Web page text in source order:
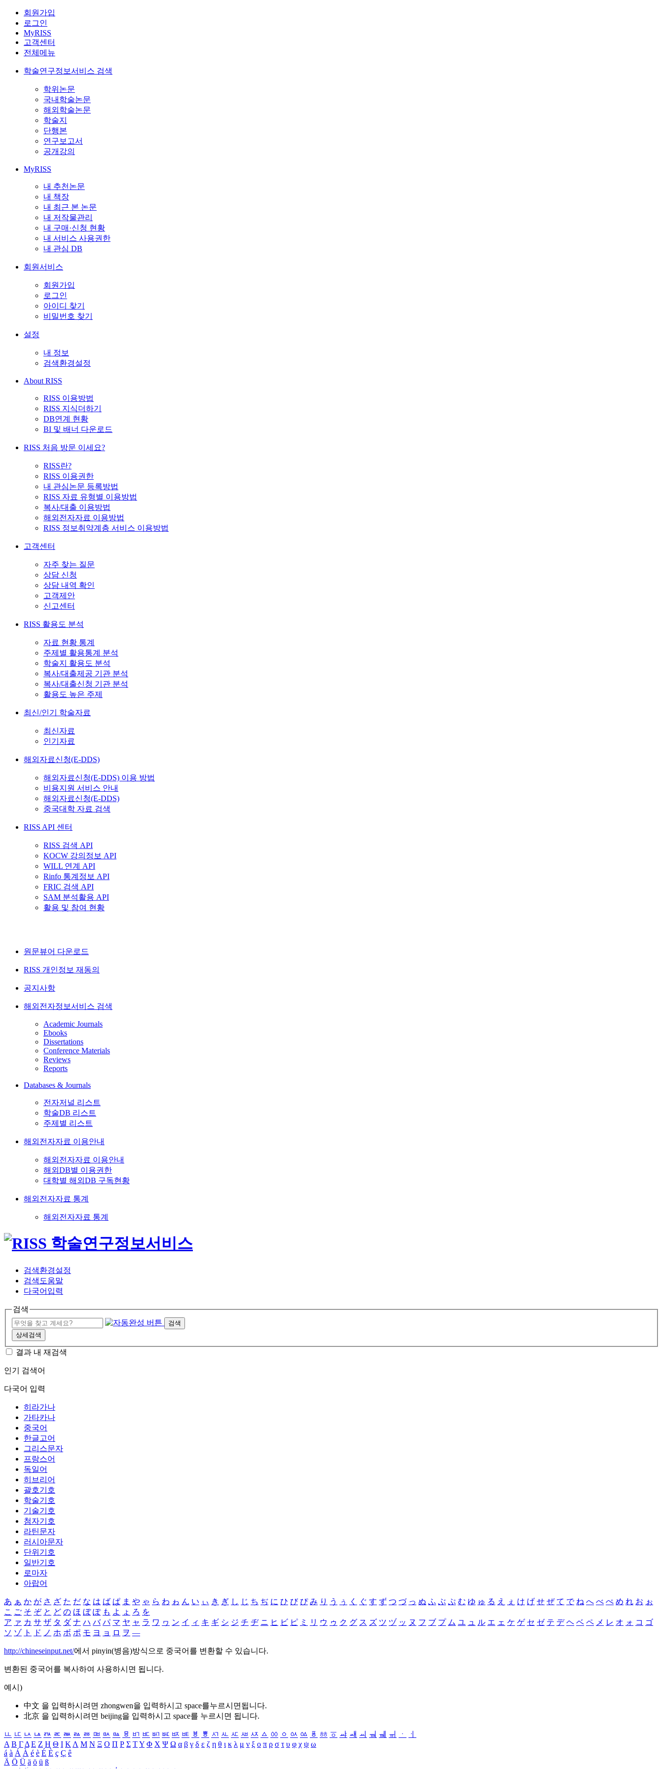
회원가입
로그인
MyRISS
고객센터
전체메뉴
학술연구정보서비스 검색
학위논문
국내학술논문
해외학술논문
학술지
단행본
연구보고서
공개강의
MyRISS
내 추천논문
내 책장
내 최근 본 논문
내 저작물관리
내 구매·신청 현황
내 서비스 사용권한
내 관심 DB
회원서비스
회원가입
로그인
아이디 찾기
비밀번호 찾기
설정
내 정보
검색환경설정
About RISS
RISS 이용방법
RISS 지식더하기
DB연계 현황
BI 및 배너 다운로드
RISS 처음 방문 이세요?
RISS란?
RISS 이용권한
내 관심논문 등록방법
RISS 자료 유형별 이용방법
복사/대출 이용방법
해외전자자료 이용방법
RISS 정보취약계층 서비스 이용방법
고객센터
자주 찾는 질문
상담 신청
상담 내역 확인
고객제안
신고센터
RISS 활용도 분석
자료 현황 통계
주제별 활용통계 분석
학술지 활용도 분석
복사/대출제공 기관 분석
복사/대출신청 기관 분석
활용도 높은 주제
최신/인기 학술자료
최신자료
인기자료
해외자료신청(E-DDS)
해외자료신청(E-DDS) 이용 방법
비용지원 서비스 안내
해외자료신청(E-DDS)
중국대학 자료 검색
RISS API 센터
RISS 검색 API
KOCW 강의정보 API
WILL 연계 API
Rinfo 통계정보 API
FRIC 검색 API
SAM 분석활용 API
활용 및 참여 현황
원문뷰어 다운로드
RISS 개인정보 재동의
공지사항
해외전자정보서비스 검색
Academic Journals
Ebooks
Dissertations
Conference Materials
Reviews
Reports
Databases & Journals
전자저널 리스트
학술DB 리스트
주제별 리스트
해외전자자료 이용안내
해외전자자료 이용안내
해외DB별 이용권한
대학별 해외DB 구독현황
해외전자자료 통계
해외전자자료 통계
검색환경설정
검색도움말
다국어입력
검색
검색
상세검색
결과 내 재검색
인기 검색어
다국어 입력
히라가나
가타카나
중국어
한글고어
그리스문자
프랑스어
독일어
히브리어
괄호기호
학술기호
기술기호
첨자기호
라틴문자
러시아문자
단위기호
일반기호
로마자
아랍어
あ ぁ か が さ ざ た だ な は ば ぱ ま や ゃ ら わ ゎ ん い ぃ き ぎ し じ ち ぢ に ひ び ぴ み り う ぅ く ぐ す ず つ づ っ ぬ ふ ぶ ぷ む ゆ ゅ る え ぇ け げ せ ぜ て で ね へ べ ぺ め れ お ぉ
こ ご そ ぞ と ど の ほ ぼ ぽ も よ ょ ろ を
ア ァ カ サ ザ タ ダ ナ ハ バ パ マ ヤ ャ ラ ワ ヮ ン イ ィ キ ギ シ ジ チ ヂ ニ ヒ ビ ピ ミ リ ウ ゥ ク グ ス ズ ツ ヅ ッ ヌ フ ブ プ ム ユ ュ ル エ ェ ケ ゲ セ ゼ テ デ ヘ ベ ペ メ レ オ ォ コ ゴ
ソ ゾ ト ド ノ ホ ボ ポ モ ヨ ョ ロ ヲ ―
http://chineseinput.net/에서 pinyin(병음)방식으로 중국어를 변환할 수 있습니다.
변환된 중국어를 복사하여 사용하시면 됩니다.
예시)
中文 을 입력하시려면 zhongwen을 입력하시고 space를누르시면됩니다.
北京 을 입력하시려면 beijing을 입력하시고 space를 누르시면 됩니다.
ㅥ ㅦ ㅧ ㅨ ㅩ ㅪ ㅫ ㅬ ㅭ ㅮ ㅯ ㅰ ㅱ ㅲ ㅳ ㅴ ㅵ ㅶ ㅷ ㅸ ㅹ ㅺ ㅻ ㅼ ㅽ ㅾ ㅿ ㆀ ㆁ ㆂ ㆃ ㆄ ㆅ ㆆ ㆇ ㆈ ㆉ ㆊ ㆋ ㆌ ㆍ
ㆎ
Α Β ΓΔ Ε Ζ Η Θ Ι ΚΛ Μ Ν Ξ Ο Π Ρ Σ ΤΥ Φ Χ Ψ Ω α β γ δ ε ζ η θ ι κ λ μ ν ξ ο π ρ σ τ υ φ χ ψ ω
á à Á À é è É È ç Ç ê
Ä Ö Ü ä ö ü ß